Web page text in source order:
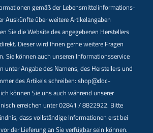
gemäß der Lebensmittel­informations­
Auskünfte über weitere Artikelangaben
Sie die Website des angegebenen Herstellers
Dieser wird Ihnen gerne weitere Fragen
Sie können auch unseren Informationsservice
unter Angabe des Namens, des Herstellers und
des Artikels schreiben: shop@doc-
können Sie uns auch während unserer
erreichen unter 02841 / 8822922. Bitte
dass vollständige Informationen erst bei
der Lieferung an Sie verfügbar sein können.